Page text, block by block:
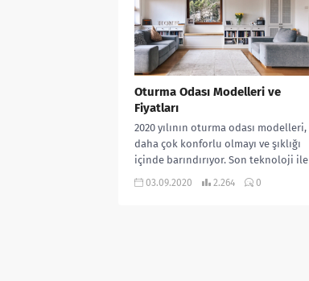
Oturma Odası Modelleri ve
Fiyatları
2020 yılının oturma odası modelleri,
daha çok konforlu olmayı ve şıklığı
içinde barındırıyor. Son teknoloji ile
istenilen modelde üretilen koltuk...
03.09.2020 2.264 0